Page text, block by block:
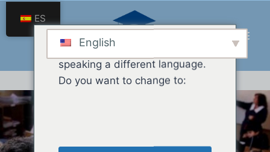
contenido
ES
We've detected you might be
speaking a different language.
Do you want to change to:
English